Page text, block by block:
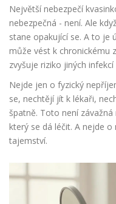
Největší nebezpečí
nebezpečná - není. Ale
stane opakující se. A to je
může vést k chronickému
zvyšuje riziko jiných
Nejde jen o fyzický
se, nechtějí jít k lékaři,
špatně. Toto není
který se dá léčit. A nejde
tajemství.